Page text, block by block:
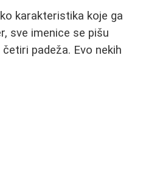
karakteristika koje ga
sve imenice se pišu
padeža. Evo nekih